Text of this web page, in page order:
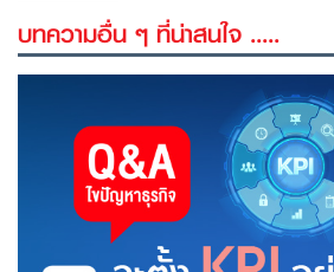
บทความอื่น ๆ ที่น่าสนใจ .....